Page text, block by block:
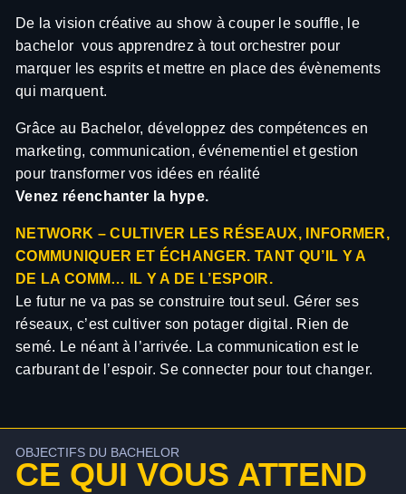
De la vision créative au show à couper le souffle, le
bachelor vous apprendrez à tout orchestrer pour
marquer les esprits et mettre en place des évènements
qui marquent.
Grâce au Bachelor, développez des compétences en
marketing, communication, événementiel et gestion
pour transformer vos idées en réalité
Venez réenchanter la hype.
NETWORK – CULTIVER LES RÉSEAUX, INFORMER,
COMMUNIQUER ET ÉCHANGER. TANT QU’IL Y A
DE LA COMM… IL Y A DE L’ESPOIR.
Le futur ne va pas se construire tout seul. Gérer ses
réseaux, c’est cultiver son potager digital. Rien de
semé. Le néant à l’arrivée. La communication est le
carburant de l’espoir. Se connecter pour tout changer.
OBJECTIFS DU BACHELOR
CE QUI VOUS ATTEND